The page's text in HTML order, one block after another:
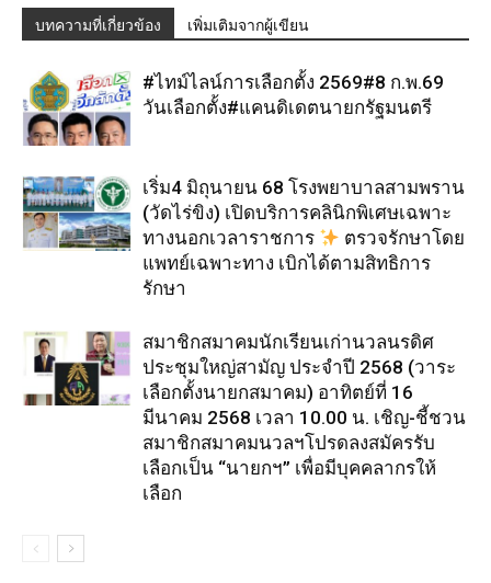
บทความที่เกี่ยวข้อง เพิ่มเติมจากผู้เขียน
#ไทม์ไลน์การเลือกตั้ง 2569#8 ก.พ.69
วันเลือกตั้ง#แคนดิเดตนายกรัฐมนตรี
เริ่ม4 มิถุนายน 68 โรงพยาบาลสามพราน
(วัดไร่ขิง) เปิดบริการคลินิกพิเศษเฉพาะ
ทางนอกเวลาราชการ
ตรวจรักษาโดย
แพทย์เฉพาะทาง เบิกได้ตามสิทธิการ
รักษา
สมาชิกสมาคมนักเรียนเก่านวลนรดิศ
ประชุมใหญ่สามัญ ประจำปี 2568 (วาระ
เลือกตั้งนายกสมาคม) อาทิตย์ที่ 16
มีนาคม 2568 เวลา 10.00 น. เชิญ-ชี้ชวน
สมาชิกสมาคมนวลฯโปรดลงสมัครรับ
เลือกเป็น “นายกฯ” เพื่อมีบุคคลากรให้
เลือก